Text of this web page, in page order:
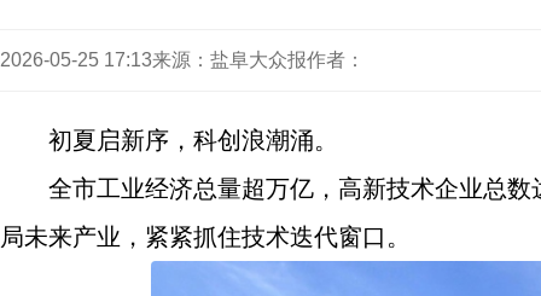
2026-05-25 17:13来源：盐阜大众报作者：
初夏启新序，科创浪潮涌。
全市工业经济总量超万亿，高新技术企业总
局未来产业，紧紧抓住技术迭代窗口。